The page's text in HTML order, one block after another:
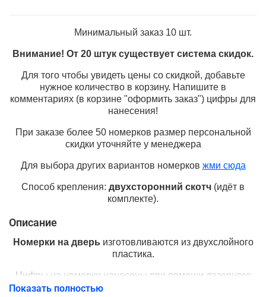
Минимальный заказ 10 шт.
Внимание! От 20 штук существует система скидок.
Для того чтобы увидеть цены со скидкой, добавьте
нужное количество в корзину. Напишите в
комментариях (в корзине "оформить заказ") цифры для
нанесения!
При заказе более 50 номерков размер персональной
скидки уточняйте у менеджера
Для выбора других вариантов номерков жми сюда
Способ крепления: двухсторонний скотч (идёт в
комплекте).
Описание
Номерки на дверь изготовливаются из двухслойного
пластика.
Цифры на номерки нанесены при помощи лазерного
Показать полностью